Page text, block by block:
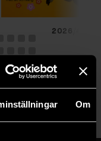
Om
2026/4
alla utgåvor